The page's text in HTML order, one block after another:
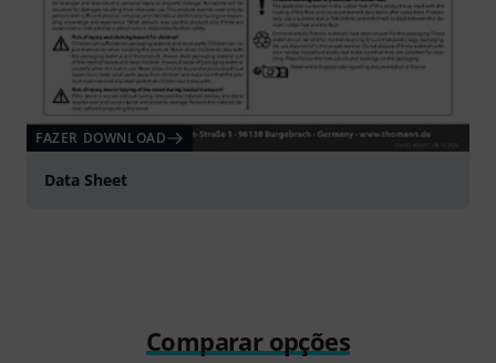
FAZER DOWNLOAD
Data Sheet
Comparar opções